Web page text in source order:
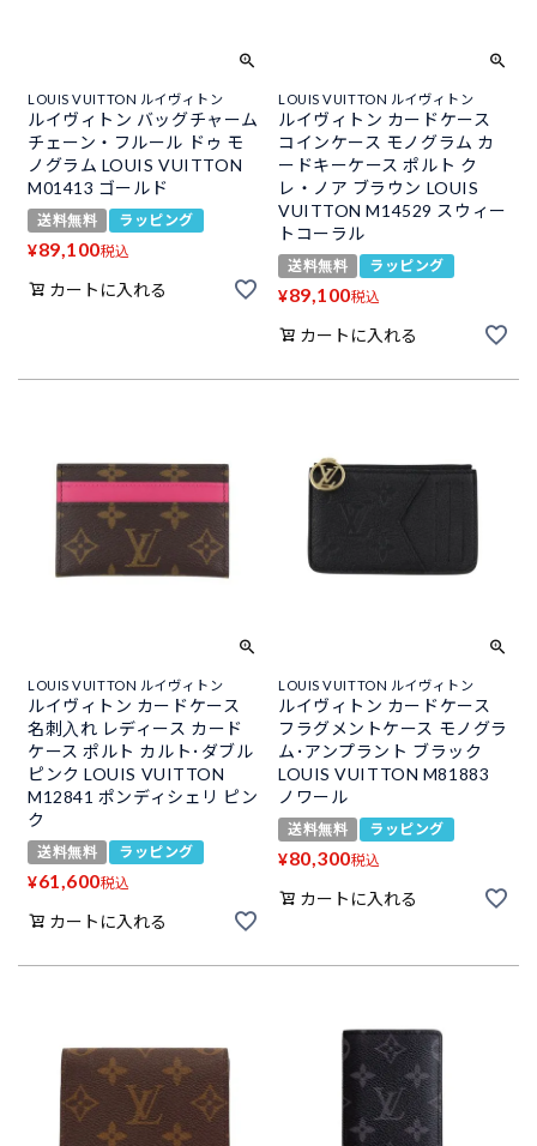
LOUIS VUITTON ルイヴィトン
ルイヴィトン バッグチャーム
チェーン・フルール ドゥ モ
ノグラム LOUIS VUITTON
M01413 ゴールド
送料無料 ラッピング
¥89,100税込
カートに入れる
LOUIS VUITTON ルイヴィトン
ルイヴィトン カードケース
コインケース モノグラム カ
ードキーケース ポルト ク
レ・ノア ブラウン LOUIS
VUITTON M14529 スウィー
トコーラル
送料無料 ラッピング
¥89,100税込
カートに入れる
LOUIS VUITTON ルイヴィトン
ルイヴィトン カードケース
名刺入れ レディース カード
ケース ポルト カルト･ダブル
ピンク LOUIS VUITTON
M12841 ポンディシェリ ピン
ク
送料無料 ラッピング
¥61,600税込
カートに入れる
LOUIS VUITTON ルイヴィトン
ルイヴィトン カードケース
フラグメントケース モノグラ
ム･アンプラント ブラック
LOUIS VUITTON M81883
ノワール
送料無料 ラッピング
¥80,300税込
カートに入れる